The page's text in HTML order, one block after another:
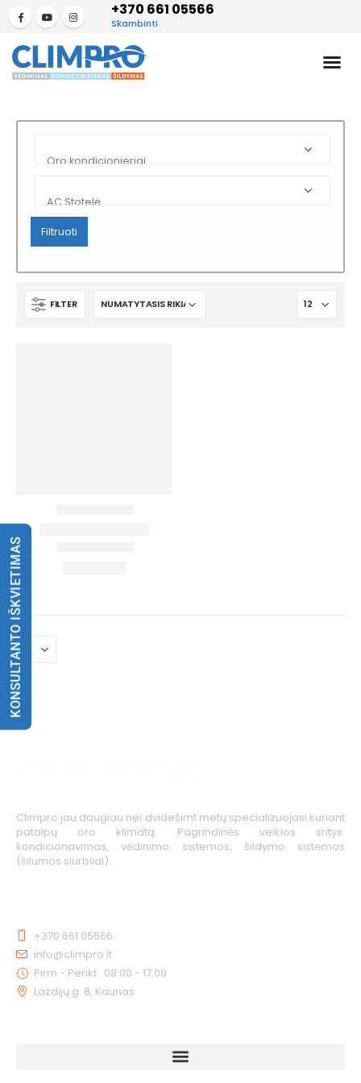
+370 661 05566
Skambinti
Filtruoti
FILTER
Climpro jau daugiau nei dvidešimt metų specializuojasi kuriant
patalpų oro klimatą. Pagrindinės veiklos sritys:
kondicionavimas, vėdinimo sistemos, šildymo sistemos
(šilumos siurbliai).
+370 661 05566
info@climpro.lt
Pirm - Penkt : 08:00 - 17:00
Lazdijų g. 8, Kaunas
KONSULTANTO IŠKVIETIMAS